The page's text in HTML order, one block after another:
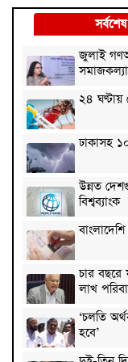
সর্বশেষ
জুলাই
২৪ ঘণ্টায়
ঢাকাসহ
উন্নত
বিশ্বব্যাংক
চার
লাখ
‘চলতি
হবে’